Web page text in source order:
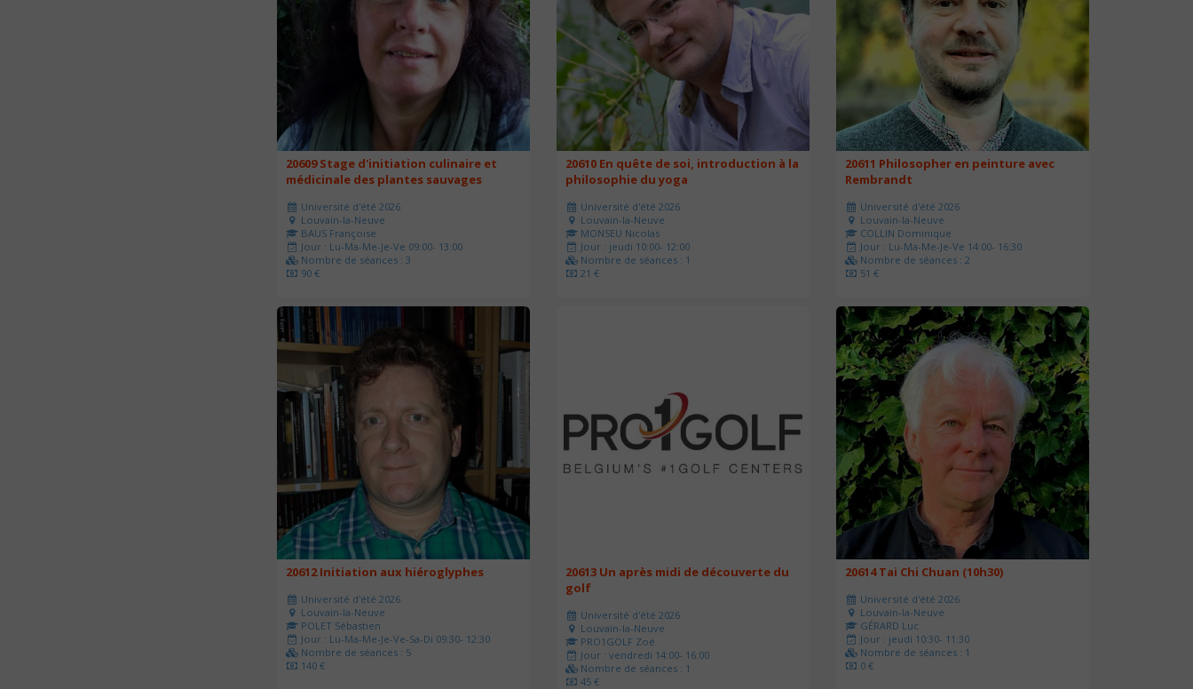
20609 Stage d'initiation culinaire et
médicinale des plantes sauvages
Université d'été 2026
Louvain-la-Neuve
BAUS Françoise
Jour : Lu-Ma-Me-Je-Ve 09:00- 13:00
Nombre de séances : 3
90 €
20610 En quête de soi, introduction à la
philosophie du yoga
Université d'été 2026
Louvain-la-Neuve
MONSEU Nicolas
Jour : jeudi 10:00- 12:00
Nombre de séances : 1
21 €
20611 Philosopher en peinture avec
Rembrandt
Université d'été 2026
Louvain-la-Neuve
COLLIN Dominique
Jour : Lu-Ma-Me-Je-Ve 14:00- 16:30
Nombre de séances : 2
51 €
20612 Initiation aux hiéroglyphes
Université d'été 2026
Louvain-la-Neuve
POLET Sébastien
Jour : Lu-Ma-Me-Je-Ve-Sa-Di 09:30- 12:30
Nombre de séances : 5
140 €
20613 Un après midi de découverte du
golf
Université d'été 2026
Louvain-la-Neuve
PRO1GOLF Zoé
Jour : vendredi 14:00- 16:00
Nombre de séances : 1
45 €
20614 Tai Chi Chuan (10h30)
Université d'été 2026
Louvain-la-Neuve
GÉRARD Luc
Jour : jeudi 10:30- 11:30
Nombre de séances : 1
0 €